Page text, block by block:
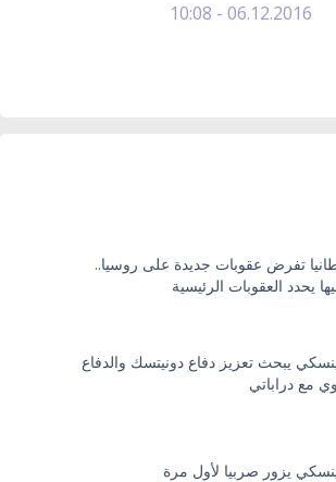
06.12.2016 - 10:08
تفرض عقوبات جديدة على روسيا..
يحدد العقوبات الرئيسية
يبحث تعزيز دفاع دونيتسك والدفاع
مع دراباتي
يزور صربيا لأول مرة